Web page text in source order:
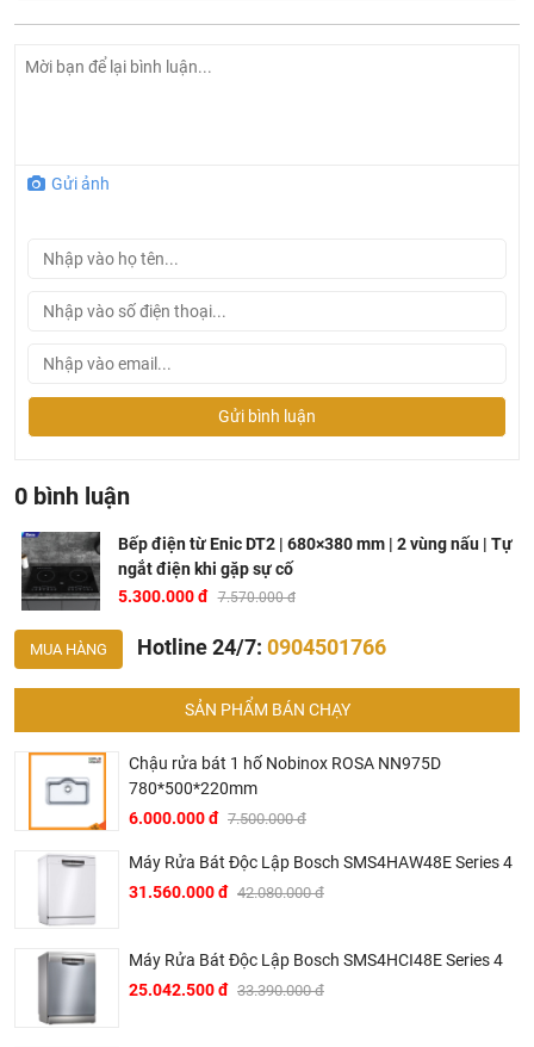
Gửi ảnh
Gửi bình luận
0 bình luận
Bếp điện từ Enic DT2 | 680×380 mm | 2 vùng nấu | Tự
ngắt điện khi gặp sự cố
5.300.000 đ 7.570.000 đ
MUA HÀNG Hotline 24/7: 0904501766
SẢN PHẨM BÁN CHẠY
Chậu rửa bát 1 hố Nobinox ROSA NN975D
780*500*220mm
6.000.000 đ 7.500.000 đ
Máy Rửa Bát Độc Lập Bosch SMS4HAW48E Series 4
31.560.000 đ 42.080.000 đ
Máy Rửa Bát Độc Lập Bosch SMS4HCI48E Series 4
25.042.500 đ 33.390.000 đ